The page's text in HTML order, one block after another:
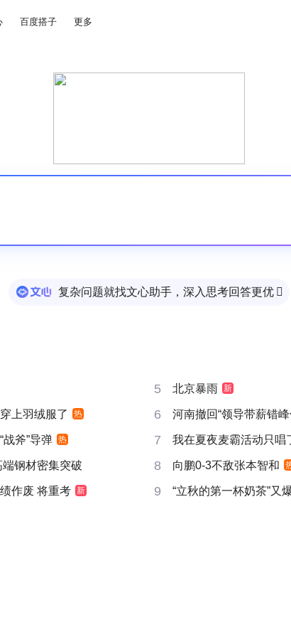
百度搭子 更多
复杂问题就找文心助手，深入思考回答更优 
5 北京暴雨 新
上羽绒服了 热 6 河南撤回“领导带薪错峰
战斧”导弹 热 7 我在夏夜麦霸活动只唱
钢材密集突破 8 向鹏0-3不敌张本智和
作废 将重考 新 9 “立秋的第一杯奶茶”又